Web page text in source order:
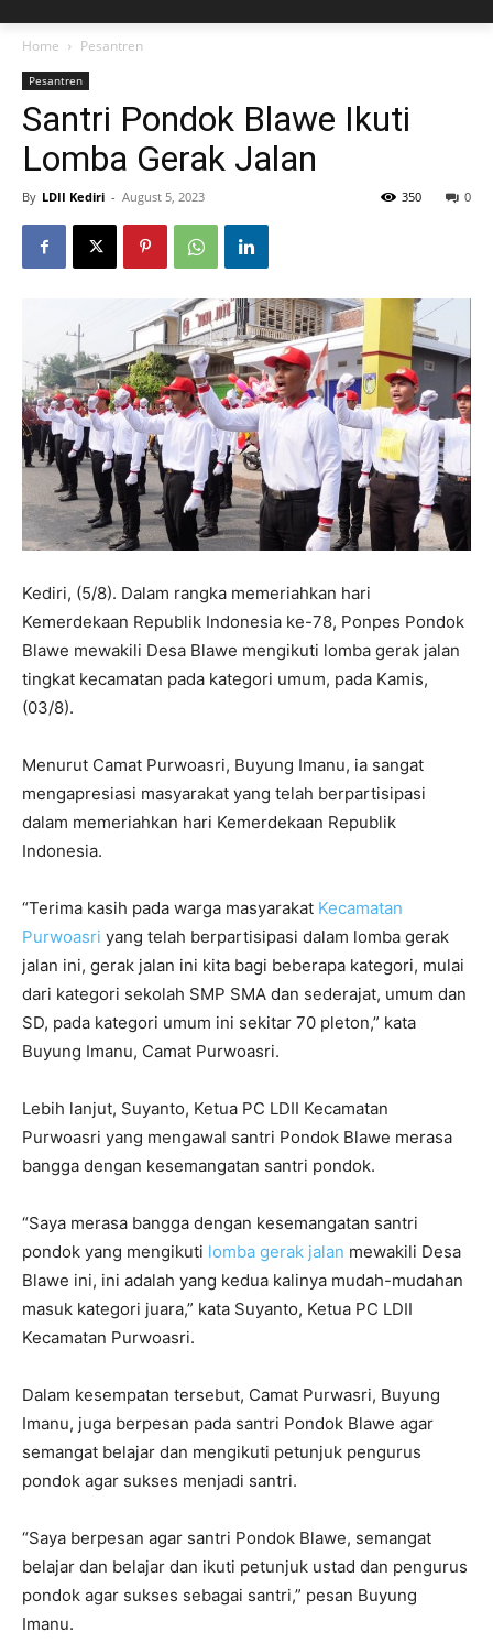
Home Pesantren
Pesantren
Santri Pondok Blawe Ikuti
Lomba Gerak Jalan
By LDII Kediri - August 5, 2023 0
350
Kediri, (5/8). Dalam rangka memeriahkan hari
Kemerdekaan Republik Indonesia ke-78, Ponpes Pondok
Blawe mewakili Desa Blawe mengikuti lomba gerak jalan
tingkat kecamatan pada kategori umum, pada Kamis,
(03/8).
Menurut Camat Purwoasri, Buyung Imanu, ia sangat
mengapresiasi masyarakat yang telah berpartisipasi
dalam memeriahkan hari Kemerdekaan Republik
Indonesia.
“Terima kasih pada warga masyarakat Kecamatan
Purwoasri yang telah berpartisipasi dalam lomba gerak
jalan ini, gerak jalan ini kita bagi beberapa kategori, mulai
dari kategori sekolah SMP SMA dan sederajat, umum dan
SD, pada kategori umum ini sekitar 70 pleton,” kata
Buyung Imanu, Camat Purwoasri.
Lebih lanjut, Suyanto, Ketua PC LDII Kecamatan
Purwoasri yang mengawal santri Pondok Blawe merasa
bangga dengan kesemangatan santri pondok.
“Saya merasa bangga dengan kesemangatan santri
pondok yang mengikuti lomba gerak jalan mewakili Desa
Blawe ini, ini adalah yang kedua kalinya mudah-mudahan
masuk kategori juara,” kata Suyanto, Ketua PC LDII
Kecamatan Purwoasri.
Dalam kesempatan tersebut, Camat Purwasri, Buyung
Imanu, juga berpesan pada santri Pondok Blawe agar
semangat belajar dan mengikuti petunjuk pengurus
pondok agar sukses menjadi santri.
“Saya berpesan agar santri Pondok Blawe, semangat
belajar dan belajar dan ikuti petunjuk ustad dan pengurus
pondok agar sukses sebagai santri,” pesan Buyung
Imanu.